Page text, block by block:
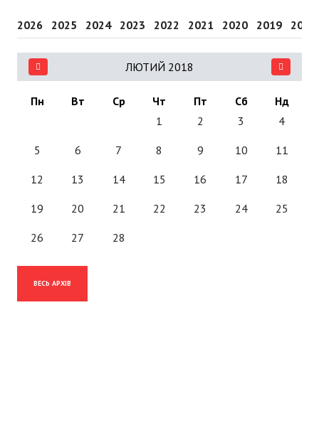
2026 2025 2024 2023 2022 2021 2020 2019 2018
ЛЮТИЙ 2018
Пн Вт Ср Чт Пт Сб
Нд
1
2 3 4
5 6 7 8 9 10 11
12 13 14 15 16 17 18
19 20 21 22 23 24 25
26 27 28
ВЕСЬ АРХІВ